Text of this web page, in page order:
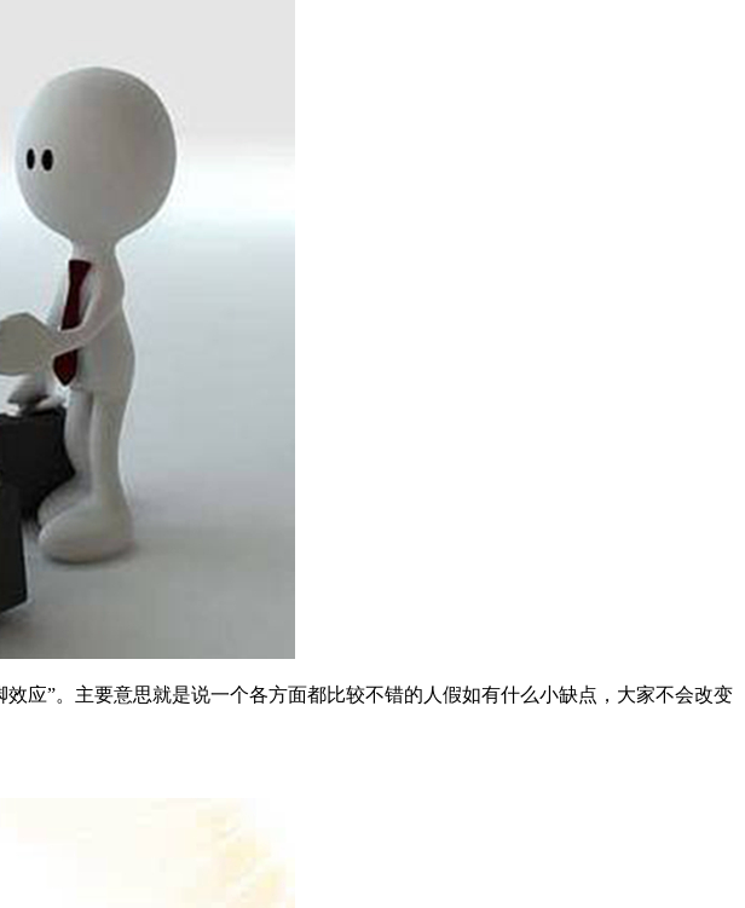
”。主要意思就是说一个各方面都比较不错的人假如有什么小缺点，大家不会改变